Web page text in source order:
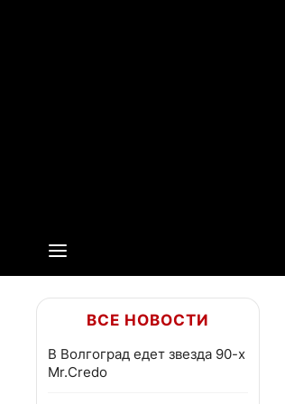
ВСЕ НОВОСТИ
В Волгоград едет звезда 90-х
Mr.Credo